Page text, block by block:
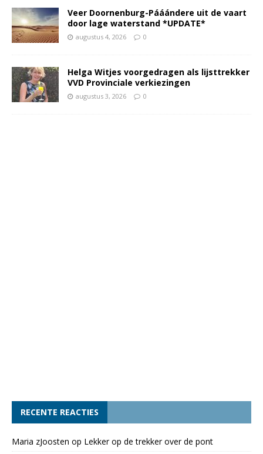
Veer Doornenburg-Pááándere uit de vaart
door lage waterstand *UPDATE*
augustus 4, 2026 0
Helga Witjes voorgedragen als lijsttrekker
VVD Provinciale verkiezingen
augustus 3, 2026 0
RECENTE REACTIES
Maria zJoosten op Lekker op de trekker over de pont